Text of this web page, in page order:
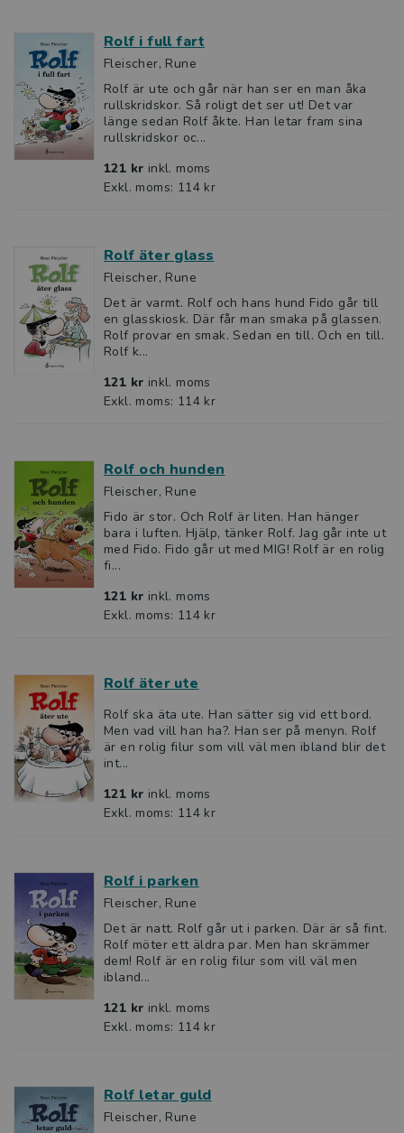
Rolf i full fart
Fleischer, Rune
Rolf är ute och går när han ser en man åka
rullskridskor. Så roligt det ser ut! Det var
länge sedan Rolf åkte. Han letar fram sina
rullskridskor oc...
121 kr inkl. moms
Exkl. moms: 114 kr
Rolf äter glass
Fleischer, Rune
Det är varmt. Rolf och hans hund Fido går till
en glasskiosk. Där får man smaka på glassen.
Rolf provar en smak. Sedan en till. Och en till.
Rolf k...
121 kr inkl. moms
Exkl. moms: 114 kr
Rolf och hunden
Fleischer, Rune
Fido är stor. Och Rolf är liten. Han hänger
bara i luften. Hjälp, tänker Rolf. Jag går inte ut
med Fido. Fido går ut med MIG! Rolf är en rolig
fi...
121 kr inkl. moms
Exkl. moms: 114 kr
Rolf äter ute
Rolf ska äta ute. Han sätter sig vid ett bord.
Men vad vill han ha?. Han ser på menyn. Rolf
är en rolig filur som vill väl men ibland blir det
int...
121 kr inkl. moms
Exkl. moms: 114 kr
Rolf i parken
Fleischer, Rune
Det är natt. Rolf går ut i parken. Där är så fint.
Rolf möter ett äldra par. Men han skrämmer
dem! Rolf är en rolig filur som vill väl men
ibland...
121 kr inkl. moms
Exkl. moms: 114 kr
Rolf letar guld
Fleischer, Rune